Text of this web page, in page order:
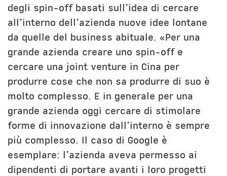
degli spin-off basati sull’idea di cercare
all’interno dell’azienda nuove idee lontane
da quelle del business abituale. «Per una
grande azienda creare uno spin-off e
cercare una joint venture in Cina per
produrre cose che non sa produrre di suo è
molto complesso. E in generale per una
grande azienda oggi cercare di stimolare
forme di innovazione dall’interno è sempre
più complesso. Il caso di Google è
esemplare: l’azienda aveva permesso ai
dipendenti di portare avanti i loro progetti